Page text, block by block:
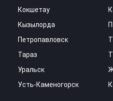
Кокшетау
Кызылорда
Петропавловск
Тараз
Уральск
Усть-Каменогорск